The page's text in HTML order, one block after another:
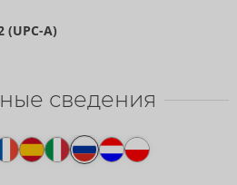
(UPC-A)
сведения